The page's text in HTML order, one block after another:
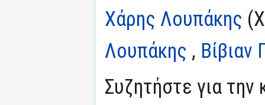
Χάρης Λουπάκης
Λουπάκης , Βίβιαν
Συζητήστε για την